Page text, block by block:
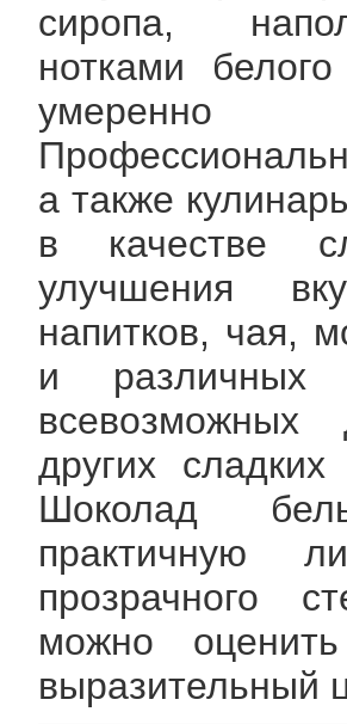
сиропа,
нотками
умеренно
а также
в качестве
улучшения
напитков, чая,
и различных
других
Шоколад
практичную
прозрачного
можно
выразительный